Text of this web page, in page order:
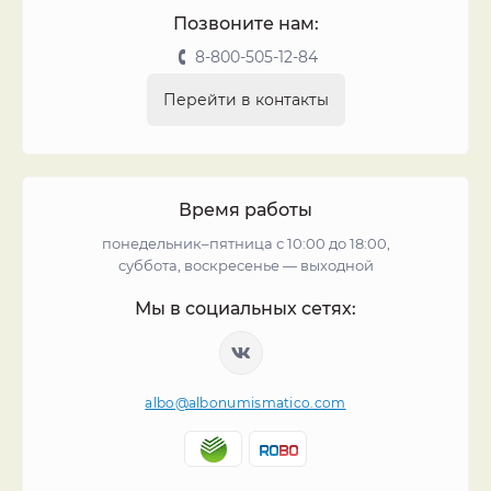
Позвоните нам:
8-800-505-12-84
Перейти в контакты
Время работы
понедельник–пятница с 10:00 до 18:00,
суббота, воскресенье — выходной
Мы в социальных сетях:
albo@albonumismatico.com